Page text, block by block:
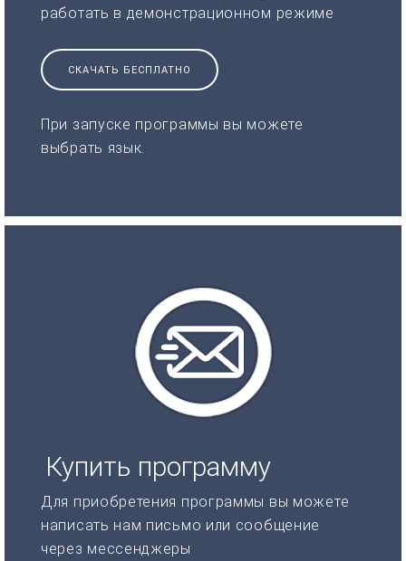
работать в демонстрационном режиме
СКАЧАТЬ БЕСПЛАТНО
При запуске программы вы можете
выбрать язык.
Купить программу
Для приобретения программы вы можете
написать нам письмо или сообщение
через мессенджеры